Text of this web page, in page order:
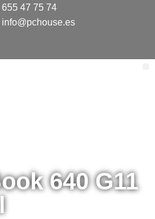
655 47 75 74
info@pchouse.es
640 G11